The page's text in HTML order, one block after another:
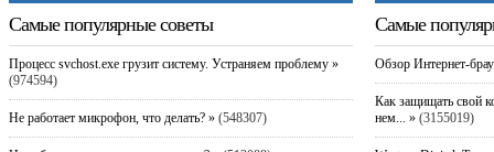
Самые популярные советы
Процесс svchost.exe грузит систему. Устраняем проблему »
(974594)
Не работает микрофон, что делать? »(548307)
Самые
Обзор Интернет-
Как защищать свой
нем... »(3155019)